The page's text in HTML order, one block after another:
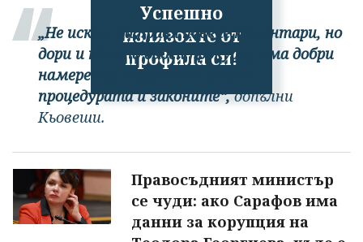
Успешно
излязохте от
профила си!
„Не искам да правя повече коментари, но
дори и когато даден прокурор има добри
намерения, трябва да спазва
процедурата и законите“,допълни
Кьовеши.
Правосъдният министър
се чуди: ако Сарафов има
данни за корупция на